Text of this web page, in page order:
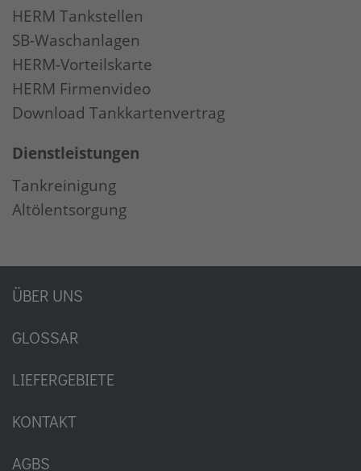
HERM Tankstellen
SB-Waschanlagen
HERM-Vorteilskarte
HERM Firmenvideo
Download Tankkartenvertrag
Dienstleistungen
Tankreinigung
Altölentsorgung
ÜBER UNS
GLOSSAR
LIEFERGEBIETE
KONTAKT
AGBS